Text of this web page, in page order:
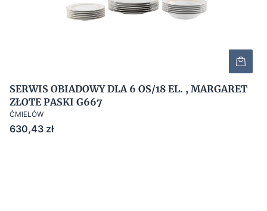
SERWIS OBIADOWY DLA 6 OS/18 EL. , MARGARET
ZŁOTE PASKI G667
ĆMIELÓW
Cena
630,43 zł